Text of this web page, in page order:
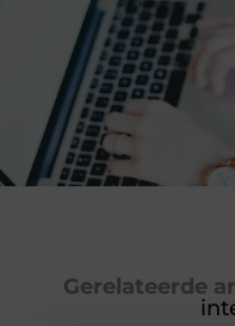
Gerelateerde